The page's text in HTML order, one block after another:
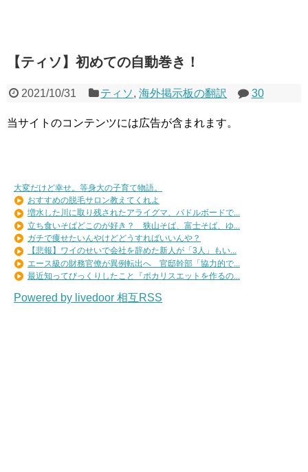
【ティソ】初めての自動巻き！
2021/10/31 ティソ,海外掲示板の翻訳 30
当サイトのコンテンツには広告が含まれます。
大変だけど幸せ。等身大の子育て物語。
おすすめの脱毛サロン教えてくれよ
増水した川に取り残されたアライグマ、パドルボードで...
立ち食いそばどこのが好き？ 狭山そば、富士そば、ゆ...
ガチで痩せたいんやけどどうすればいいんや？
【悲報】ワイのせいで会社を辞めた新人が「3人」もい...
エース級の財務官僚が異例転出へ 官邸幹部「協力的で...
最近知ってびっくりしたこと『ポカリスエットを作るの...
Powered by livedoor 相互RSS